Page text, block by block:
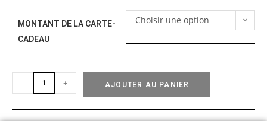
MONTANT DE LA CARTE-
CADEAU
Choisir une option
- + AJOUTER AU PANIER